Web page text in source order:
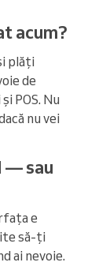
acum?
plăți
de
POS. Nu
nu vei
— sau
e
să-ți
ai nevoie.